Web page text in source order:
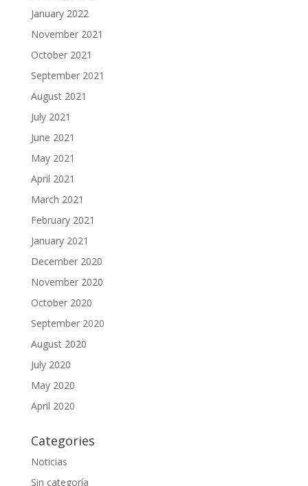
January 2022
November 2021
October 2021
September 2021
August 2021
July 2021
June 2021
May 2021
April 2021
March 2021
February 2021
January 2021
December 2020
November 2020
October 2020
September 2020
August 2020
July 2020
May 2020
April 2020
Categories
Noticias
Sin categoría